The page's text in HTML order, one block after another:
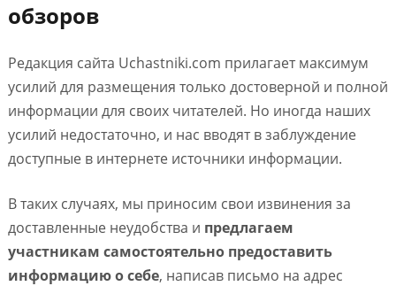
обзоров
Редакция сайта Uchastniki.com прилагает максимум
усилий для размещения только достоверной и полной
информации для своих читателей. Но иногда наших
усилий недостаточно, и нас вводят в заблуждение
доступные в интернете источники информации.
В таких случаях, мы приносим свои извинения за
доставленные неудобства и предлагаем
участникам самостоятельно предоставить
информацию о себе, написав письмо на адрес